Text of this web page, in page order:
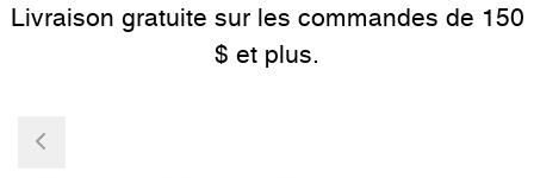
Livraison gratuite sur les commandes de 150
$ et plus.